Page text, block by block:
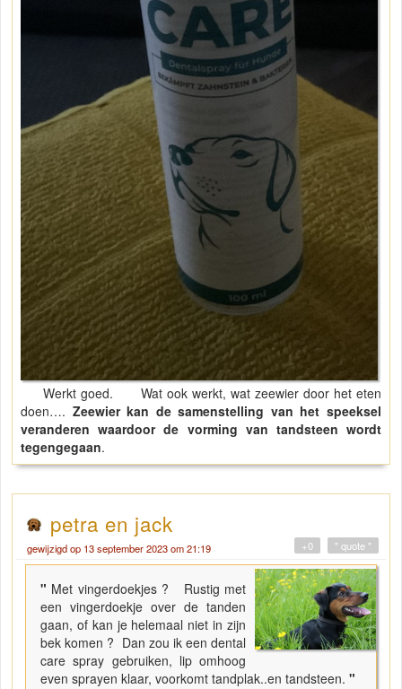
Werkt goed. Wat ook werkt, wat zeewier door het eten
doen…. Zeewier kan de samenstelling van het speeksel
veranderen waardoor de vorming van tandsteen wordt
tegengegaan.
petra en jack
gewijzigd op 13 september 2023 om 21:19 " quote "
+0
" Met vingerdoekjes ? Rustig met
een vingerdoekje over de tanden
gaan, of kan je helemaal niet in zijn
bek komen ? Dan zou ik een dental
care spray gebruiken, lip omhoog
even sprayen klaar, voorkomt tandplak..en tandsteen. "